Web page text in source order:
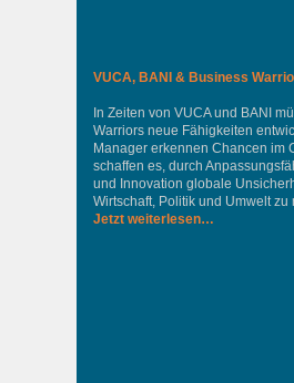
VUCA, BANI & Business
In Zeiten von VUCA und BANI
Warriors neue Fähigkeiten
Manager erkennen Chancen im
schaffen es, durch
und Innovation globale
Wirtschaft, Politik und Umwelt
Jetzt weiterlesen…